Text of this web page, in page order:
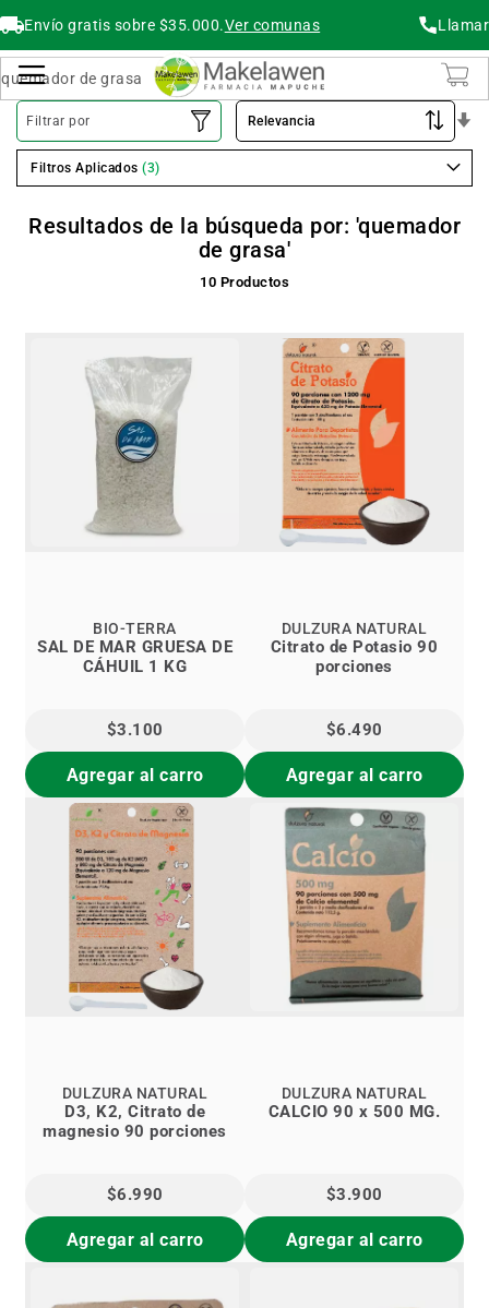
Envío gratis sobre $35.000.Ver comunas Llamar
Resultados de la búsqueda por: 'quemador
de grasa'
10 Productos
SAL DE MAR GRUESA DE
CÁHUIL 1 KG
BIO-TERRA
$3.100
Agregar al carro
Citrato de Potasio 90
porciones
DULZURA NATURAL
$6.490
Agregar al carro
D3, K2, Citrato de
magnesio 90 porciones
DULZURA NATURAL
$6.990
Agregar al carro
CALCIO 90 x 500 MG.
DULZURA NATURAL
$3.900
Agregar al carro
Filtrar por
Filtros Aplicados